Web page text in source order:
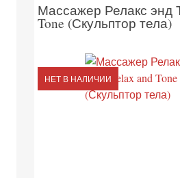
Массажер Релакс энд
Tone (Скульптор тела)
НЕТ В НАЛИЧИИ